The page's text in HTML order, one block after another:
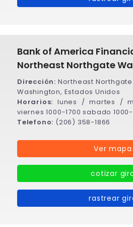
Bank of America
Northeast Northgate
Dirección: Northeast Northgate
Washington, Estados Unidos
Horarios: lunes / martes /
viernes 1000-1700 sabado
Telefono: (206) 358-1866
Ver mapa
cotizar
rastrear